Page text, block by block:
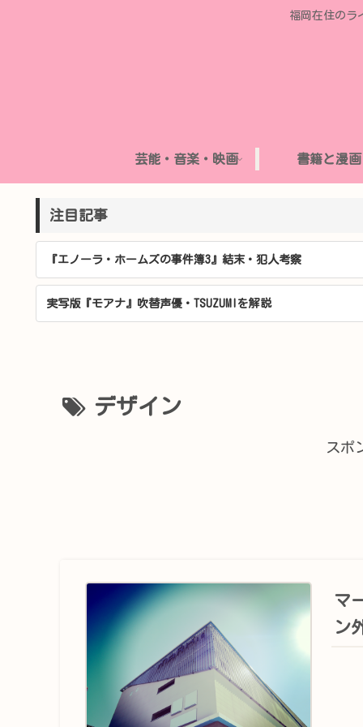
福岡在住のラ
芸能・音楽・映画 書籍と漫画
注目記事
『エノーラ・ホームズの事件簿3』結末・犯人考察
実写版『モアナ』吹替声優・TSUZUMIを解説
デザイン
スポ
マ
ン